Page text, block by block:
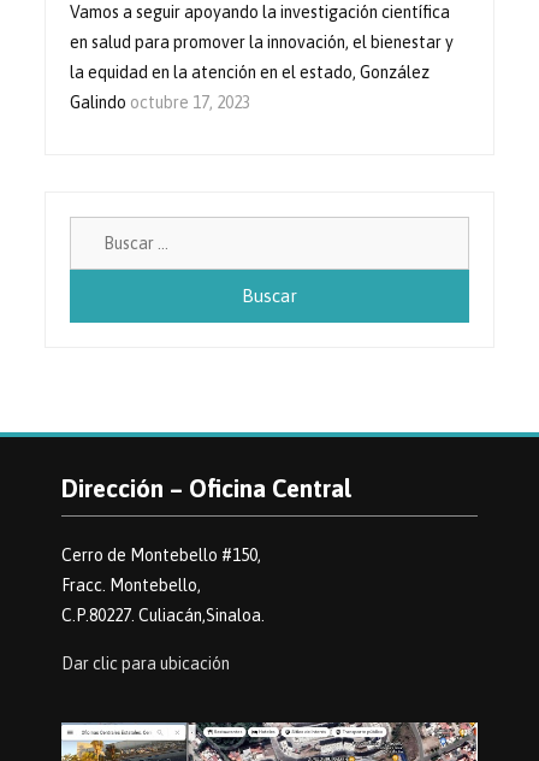
Vamos a seguir apoyando la investigación científica
en salud para promover la innovación, el bienestar y
la equidad en la atención en el estado, González
Galindo octubre 17, 2023
Dirección – Oficina Central
Cerro de Montebello #150,
Fracc. Montebello,
C.P.80227. Culiacán,Sinaloa.
Dar clic para ubicación